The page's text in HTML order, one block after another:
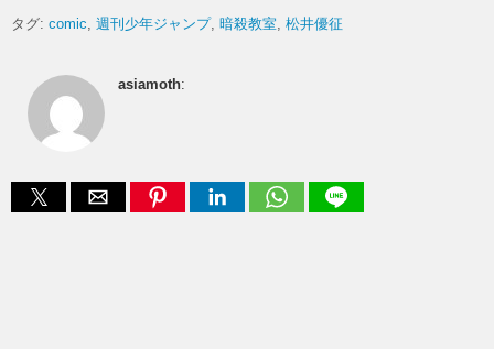
タグ: comic 週刊少年ジャンプ 暗殺教室 松井優征
asiamoth: